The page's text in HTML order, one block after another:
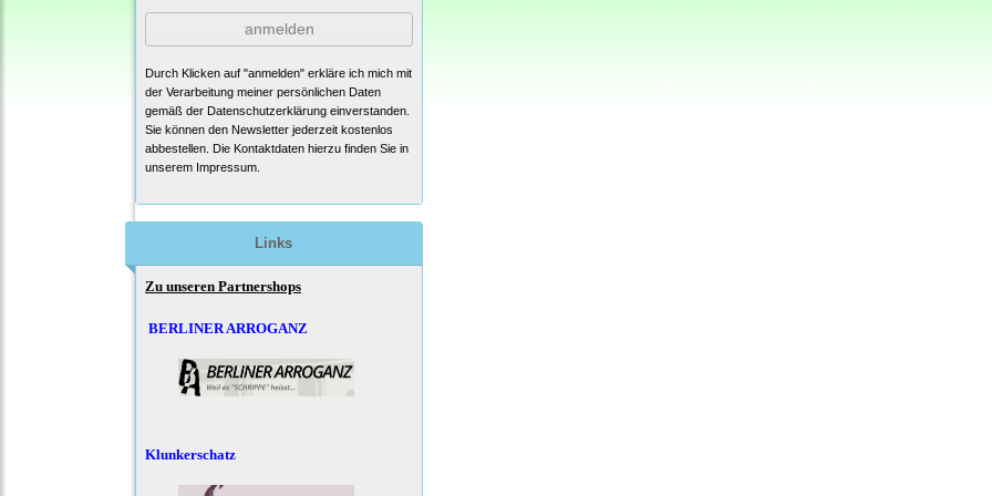
anmelden
Durch Klicken auf "anmelden" erkläre ich mich mit
der Verarbeitung meiner persönlichen Daten
gemäß der Datenschutzerklärung einverstanden.
Sie können den Newsletter jederzeit kostenlos
abbestellen. Die Kontaktdaten hierzu finden Sie in
unserem Impressum.
Links
Zu unseren Partnershops
BERLINER ARROGANZ
Klunkerschatz